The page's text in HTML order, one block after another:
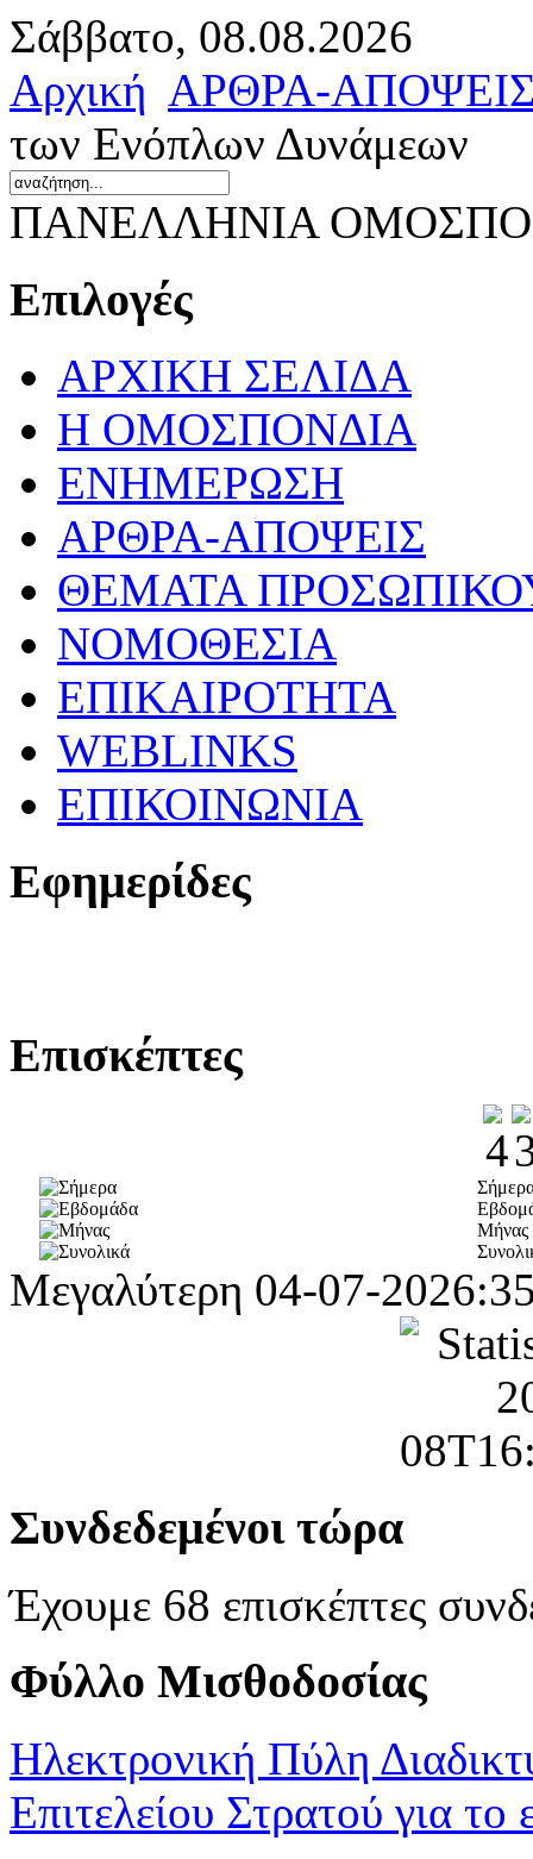
Σάββατο, 08.08.2026
Αρχική ΑΡΘΡΑ-
των Ενόπλων Δυνάμεων
ΠΑΝΕΛΛΗΝΙΑ
Επιλογές
ΑΡΧΙΚΗ ΣΕΛΙΔΑ
Η ΟΜΟΣΠΟΝΔΙΑ
ΕΝΗΜΕΡΩΣΗ
ΑΡΘΡΑ-ΑΠΟΨΕΙΣ
ΘΕΜΑΤΑ
ΝΟΜΟΘΕΣΙΑ
ΕΠΙΚΑΙΡΟΤΗΤΑ
WEBLINKS
ΕΠΙΚΟΙΝΩΝΙΑ
Εφημερίδες
Επισκέπτες
Μήνας
Μεγαλύτερη 04-07-
Συνδεδεμένοι τώρα
Έχουμε 68 επισκέπτες
Φύλλο Μισθοδοσίας
Ηλεκτρονική Πύλη
Επιτελείου Στρατού για το